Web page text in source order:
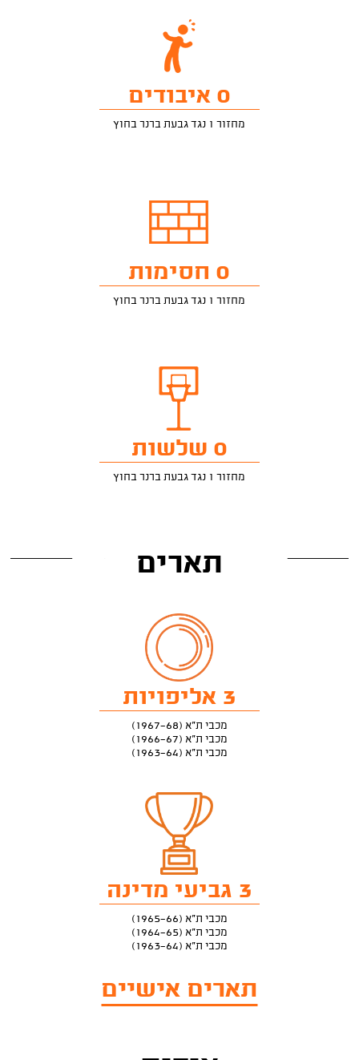
0 איבודים
מחזור 1 נגד גבעת ברנר בחוץ
0 חסימות
מחזור 1 נגד גבעת ברנר בחוץ
0 שלשות
מחזור 1 נגד גבעת ברנר בחוץ
תארים
3 אליפויות
מכבי ת"א (1967-68)
מכבי ת"א (1966-67)
מכבי ת"א (1963-64)
3 גביעי מדינה
מכבי ת"א (1965-66)
מכבי ת"א (1964-65)
מכבי ת"א (1963-64)
תארים אישיים